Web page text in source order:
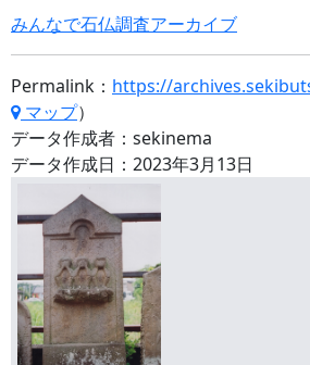
みんなで石仏調査アーカイブ
Permalink： https://
マップ）
データ作成者：sekinema
データ作成日：2023年3月13日